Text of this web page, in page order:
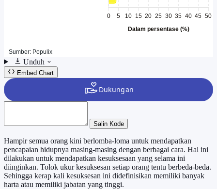
Unduh
Embed Chart
Salin Kode
Hampir semua orang kini berlomba-loma untuk mendapatkan
pencapaian hidupnya masing-masing dengan berbagai cara. Hal ini
dilakukan untuk mendapatkan kesuksesaan yang selama ini
diinginkan. Tolok ukur kesuksesan setiap orang tentu berbeda-beda.
Sehingga kerap kali kesuksesan ini didefinisikan memiliki banyak
harta atau memiliki jabatan yang tinggi.